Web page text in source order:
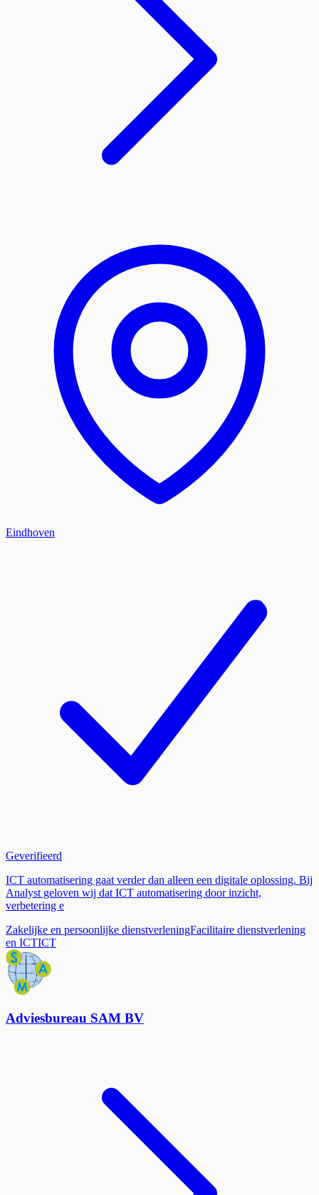
Eindhoven
Geverifieerd
ICT automatisering gaat verder dan alleen een digitale oplossing. Bij
Analyst geloven wij dat ICT automatisering door inzicht,
verbetering e
Zakelijke en persoonlijke dienstverleningFacilitaire dienstverlening
en ICTICT
Adviesbureau SAM BV